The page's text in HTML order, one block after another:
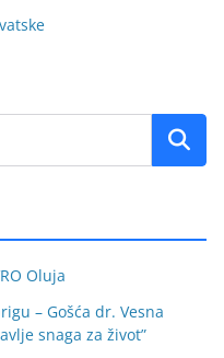
Oluja
– Gošća dr. Vesna
snaga za život”